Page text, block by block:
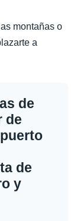
montañas o
a
de
de
de
y